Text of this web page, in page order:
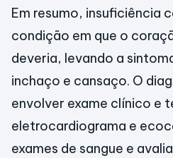
Em resumo, insuficiência
condição em que o
deveria, levando a
inchaço e cansaço. O
envolver exame clínico e
eletrocardiograma e
exames de sangue e